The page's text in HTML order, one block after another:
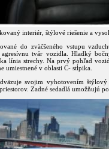
interiér, štýlové riešenie a
do zväčšeného vstupu
tvár vozidla. Hladký
línia strechy. Na prvý pohľad
umiestnené v oblasti C- stĺpika.
svojim vyhotovením
Zadné sedadlá umožňujú